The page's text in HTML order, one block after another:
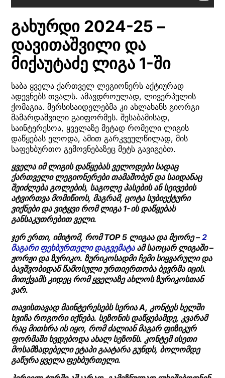
გახურდი 2024-25 –
დავითაშვილი და
მიქაუტაძე ლიგა 1-ში
საბა ყველა ქართველ ლეგიონერს აქტიურად
ადევნებს თვალს. ამავდროულად, ლივერპულის
ქომაგია. მერსისაიდელებმა კი ახლახანს გიორგი
მამარდაშვილი გაიფორმეს. შესაბამისად,
საინტერესოა, ყველაზე მეტად რომელი ლიგის
დაწყებას ელოდა, ამით გარკვეულწილად, მის
საფეხბურთო გემოვნებაზეც მეტს გავიგებთ.
ყველა იმ ლიგის დაწყებას ველოდები სადაც
ქართველი ლეგიონერები თამაშობენ და საიდანაც
შეიძლება გოლების, საგოლე პასების ან სეივების
ატვირთვა მომიწიოს, მაგრამ, ცოტა სუბიექტური
ვიქნები და ვიტყვი რომ ლიგა 1-ის დაწყებას
განსაკუთრებით ველი.
ჯერ ერთი, იმიტომ, რომ TOP 5 ლიგაა და მეორე –2
მაგარი ფეხბურთელი დაგვემატაამ საოცარ ლიგაში –
ჟორჟი და ზურიკო. ზურიკოსადმი ჩემი სიყვარული და
ბავშვობიდან წამოსული ურთიერთობა ბევრმა იცის.
მითქვამს კიდეც რომ ყველაზე ახლოს ზურიკოსთან
ვარ.
თავისთავად მაინტერესებს სერია A, კონტეს ხელში
ხვიჩა როგორი იქნება. სეზონის დაწყებამდე, კვარამ
რაც მითხრა ის იყო, რომ ძალიან მაგარ ფიზიკურ
ფორმაში ხვდებოდა ახალ სეზონს. კონტემ ისეთი
მოსამზადებელი ეტაპი გაატარა გუნდს, ბოლომდე
გაწურა ყველა ფეხბურთელი.